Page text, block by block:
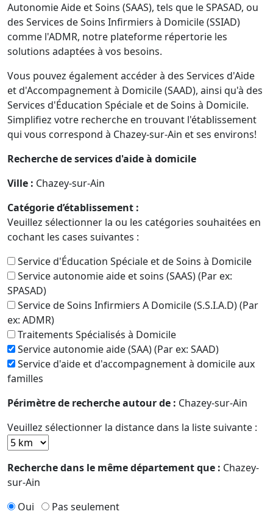
Autonomie Aide et Soins (SAAS), tels que le SPASAD, ou
des Services de Soins Infirmiers à Domicile (SSIAD)
comme l'ADMR, notre plateforme répertorie les
solutions adaptées à vos besoins.
Vous pouvez également accéder à des Services d'Aide
et d'Accompagnement à Domicile (SAAD), ainsi qu'à des
Services d'Éducation Spéciale et de Soins à Domicile.
Simplifiez votre recherche en trouvant l'établissement
qui vous correspond à Chazey-sur-Ain et ses environs!
Recherche de services d'aide à domicile
Ville : Chazey-sur-Ain
Catégorie d’établissement :
Veuillez sélectionner la ou les catégories souhaitées en
cochant les cases suivantes :
Service d'Éducation Spéciale et de Soins à Domicile
Service autonomie aide et soins (SAAS) (Par ex:
SPASAD)
Service de Soins Infirmiers A Domicile (S.S.I.A.D) (Par
ex: ADMR)
Traitements Spécialisés à Domicile
Service autonomie aide (SAA) (Par ex: SAAD)
Service d'aide et d'accompagnement à domicile aux
familles
Périmètre de recherche autour de : Chazey-sur-Ain
Veuillez sélectionner la distance dans la liste suivante :
Recherche dans le même département que : Chazey-
sur-Ain
Oui
Pas seulement